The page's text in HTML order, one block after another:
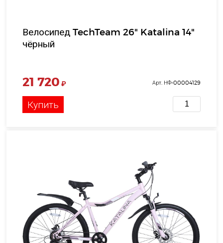
Велосипед TechTeam 26" Katalina 14"
чёрный
21 720 ₽ Арт. НФ-00004129
Купить